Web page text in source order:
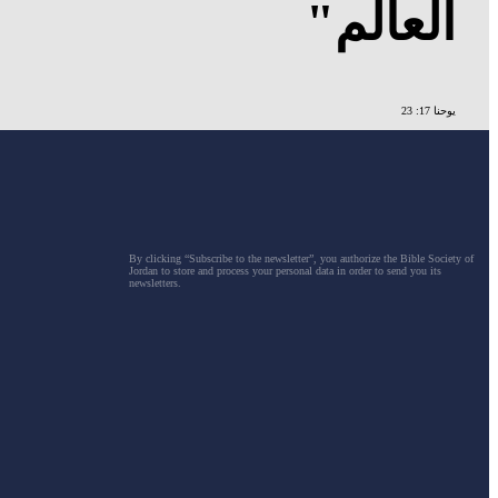
العالم"
يوحنا 17: 23
By clicking “Subscribe to the newsletter”, you authorize the Bible Society of
Jordan to store and process your personal data in order to send you its
newsletters.